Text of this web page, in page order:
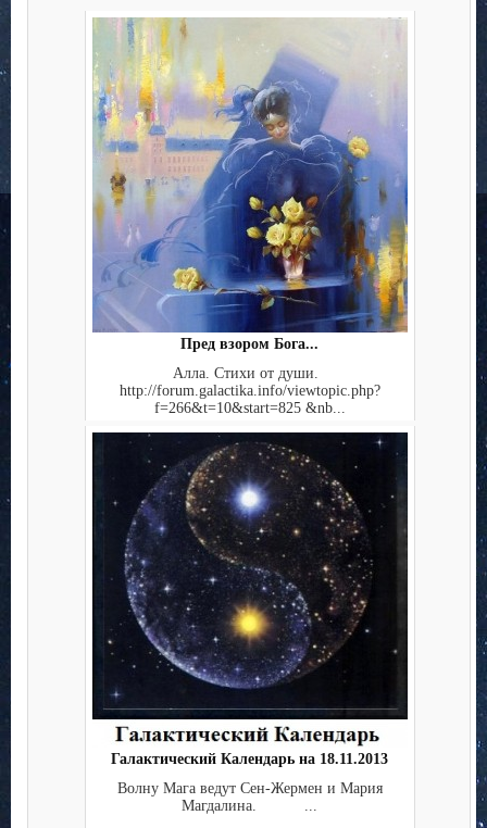
Пред взором Бога...
Алла. Стихи от души.
http://forum.galactika.info/viewtopic.php?
f=266&t=10&start=825 &nb...
Галактический Календарь на 18.11.2013
Волну Мага ведут Сен-Жермен и Мария
Магдалина. ...